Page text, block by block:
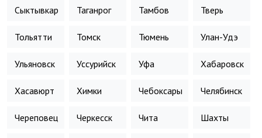
Сыктывкар Таганрог Тамбов Тверь
Тольятти Томск Тюмень Улан-Удэ
Ульяновск Уссурийск Уфа Хабаровск
Хасавюрт Химки Чебоксары Челябинск
Череповец Черкесск Чита Шахты